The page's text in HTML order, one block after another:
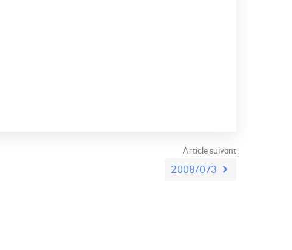
Article suivant
2008/073